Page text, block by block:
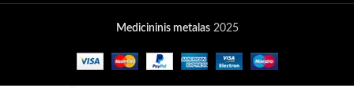
Medicininis metalas2025